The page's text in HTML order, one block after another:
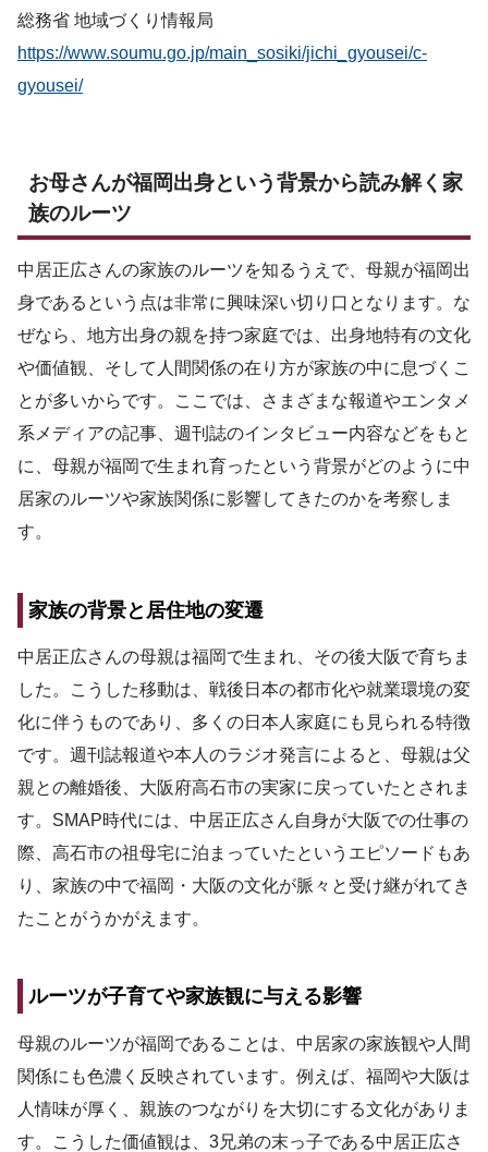
総務省 地域づくり情報局
https://www.soumu.go.jp/main_sosiki/jichi_gyousei/c-
gyousei/
お母さんが福岡出身という背景から読み解く家
族のルーツ
中居正広さんの家族のルーツを知るうえで、母親が福岡出
身であるという点は非常に興味深い切り口となります。な
ぜなら、地方出身の親を持つ家庭では、出身地特有の文化
や価値観、そして人間関係の在り方が家族の中に息づくこ
とが多いからです。ここでは、さまざまな報道やエンタメ
系メディアの記事、週刊誌のインタビュー内容などをもと
に、母親が福岡で生まれ育ったという背景がどのように中
居家のルーツや家族関係に影響してきたのかを考察しま
す。
家族の背景と居住地の変遷
中居正広さんの母親は福岡で生まれ、その後大阪で育ちま
した。こうした移動は、戦後日本の都市化や就業環境の変
化に伴うものであり、多くの日本人家庭にも見られる特徴
です。週刊誌報道や本人のラジオ発言によると、母親は父
親との離婚後、大阪府高石市の実家に戻っていたとされま
す。SMAP時代には、中居正広さん自身が大阪での仕事の
際、高石市の祖母宅に泊まっていたというエピソードもあ
り、家族の中で福岡・大阪の文化が脈々と受け継がれてき
たことがうかがえます。
ルーツが子育てや家族観に与える影響
母親のルーツが福岡であることは、中居家の家族観や人間
関係にも色濃く反映されています。例えば、福岡や大阪は
人情味が厚く、親族のつながりを大切にする文化がありま
す。こうした価値観は、3兄弟の末っ子である中居正広さ